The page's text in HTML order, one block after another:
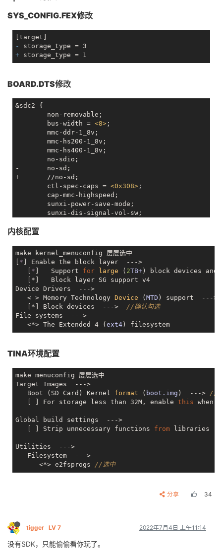
SYS_CONFIG.FEX修改
-
+
BOARD.DTS修改
&sdc2 {
	bus-width =
<8> ;
-	no-sd;
+	//no-sd;
	ctl-spec-caps =
<0x308> ;
	vqmmc-supply =
<&reg_bldo1
	/*emmc io vol 1.8v*/
	/*vqmmc-supply =
< &reg_eldo1
;*/
	status = "disabled";
内核配置
make kernel_menuconfig 层层选中
* ] Enable the block layer  --->
* Support for large ( 2TB+ ) block devices
   [*]   Block layer SG support v4
Device Drivers  --->
   < > Memory Technology
Device ( MTD ) support  ---
   [*] Block devices  --->
//确认勾选
File systems  --->
   <*> The Extended 4 (
ext4
TINA环境配置
make menuconfig 层层选中
Target Images  --->
   Boot (SD Card)
Kernel format ( boot.img )  ---> //
   [ ] For storage less than 32M, enable
this when
Global build settings  --->
   [ ] Strip unnecessary functions
from libraries
Utilities  --->
   Filesystem  --->
      <*> e2fsprogs
//选中
分享 34
tigger LV 7 2022年7月4日 上午11:14
没有SDK，只能偷偷看你玩了。